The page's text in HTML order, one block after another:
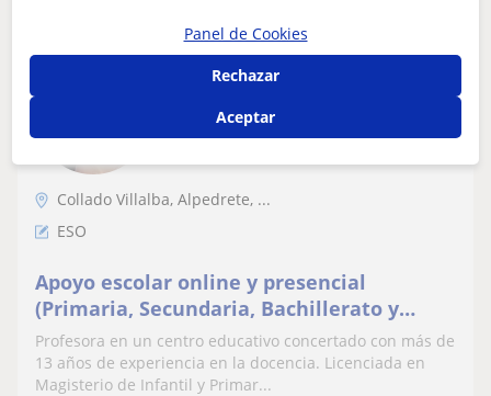
18€
Raquel
Collado Villalba, Alpedrete, ...
ESO
Apoyo escolar online y presencial
(Primaria, Secundaria, Bachillerato y
EBAU)
Profesora en un centro educativo concertado con más de
13 años de experiencia en la docencia. Licenciada en
Magisterio de Infantil y Primar...
Panel de Cookies
Rechazar
Aceptar